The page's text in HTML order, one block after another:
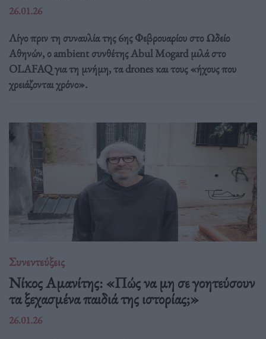
26.01.26
Λίγο πριν τη συναυλία της 6ης Φεβρουαρίου στο Ωδείο
Αθηνών, ο ambient συνθέτης Abul Mogard μιλά στο
OLAFAQ για τη μνήμη, τα drones και τους «ήχους που
χρειάζονται χρόνο».
Συνεντεύξεις
Νίκος Αμανίτης: «Πώς να μη σε γοητεύσουν
τα ξεχασμένα παιδιά της ιστορίας;»
26.01.26